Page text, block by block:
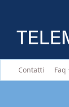
Contatti Faq